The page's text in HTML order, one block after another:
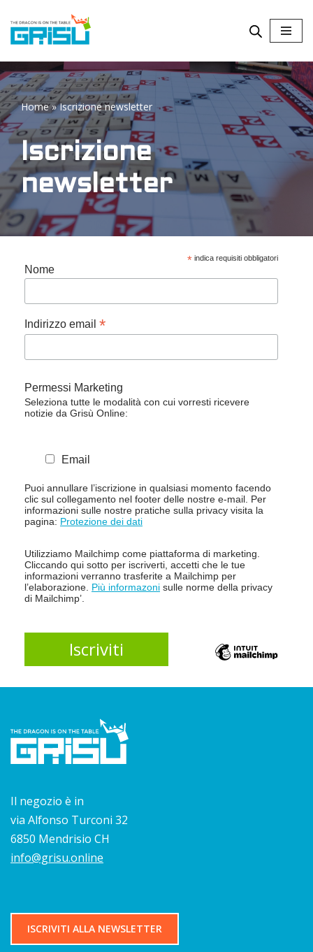
Vai
contenuto
Home»Iscrizione newsletter
Iscrizione
newsletter
*indica requisiti obbligatori
Nome
Indirizzo email *
Permessi Marketing
Seleziona tutte le modalità con cui vorresti ricevere
notizie da Grisù Online:
Email
Puoi annullare l’iscrizione in qualsiasi momento facendo
clic sul collegamento nel footer delle nostre e-mail. Per
informazioni sulle nostre pratiche sulla privacy visita la
pagina: Protezione dei dati
Utilizziamo Mailchimp come piattaforma di marketing.
Cliccando qui sotto per iscriverti, accetti che le tue
informazioni verranno trasferite a Mailchimp per
l’elaborazione. Più informazoni sulle norme della privacy
di Mailchimp’.
Il negozio è in
via Alfonso Turconi 32
6850 Mendrisio CH
info@grisu.online
ISCRIVITI ALLA NEWSLETTER